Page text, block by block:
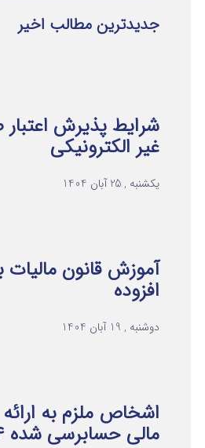
جدیدترین مطالب اخیر
شرایط پذیرش
غیر الکترونیکی
یکشنبه , 25 آبان 1404
آموزش قانون مالیات
افزوده
دوشنبه , 19 آبان 1404
اشخاص ملزم به
مالی حسابرسی شده ۱۴۰۴